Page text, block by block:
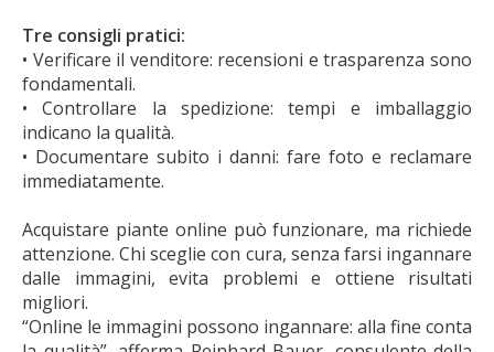
Tre consigli pratici:
• Verificare il venditore: recensioni e trasparenza sono
fondamentali.
• Controllare la spedizione: tempi e imballaggio
indicano la qualità.
• Documentare subito i danni: fare foto e reclamare
immediatamente.
Acquistare piante online può funzionare, ma richiede
attenzione. Chi sceglie con cura, senza farsi ingannare
dalle immagini, evita problemi e ottiene risultati
migliori.
“Online le immagini possono ingannare: alla fine conta